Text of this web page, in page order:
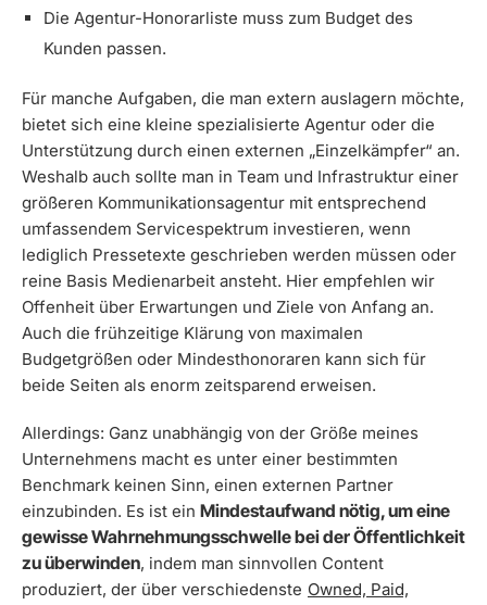
Die Agentur-Honorarliste muss zum Budget des
Kunden passen.
Für manche Aufgaben, die man extern auslagern möchte,
bietet sich eine kleine spezialisierte Agentur oder die
Unterstützung durch einen externen „Einzelkämpfer“ an.
Weshalb auch sollte man in Team und Infrastruktur einer
größeren Kommunikationsagentur mit entsprechend
umfassendem Servicespektrum investieren, wenn
lediglich Pressetexte geschrieben werden müssen oder
reine Basis Medienarbeit ansteht. Hier empfehlen wir
Offenheit über Erwartungen und Ziele von Anfang an.
Auch die frühzeitige Klärung von maximalen
Budgetgrößen oder Mindesthonoraren kann sich für
beide Seiten als enorm zeitsparend erweisen.
Allerdings: Ganz unabhängig von der Größe meines
Unternehmens macht es unter einer bestimmten
Benchmark keinen Sinn, einen externen Partner
einzubinden. Es ist ein Mindestaufwand nötig, um eine
gewisse Wahrnehmungsschwelle bei der Öffentlichkeit
zu überwinden, indem man sinnvollen Content
produziert, der über verschiedenste Owned, Paid,